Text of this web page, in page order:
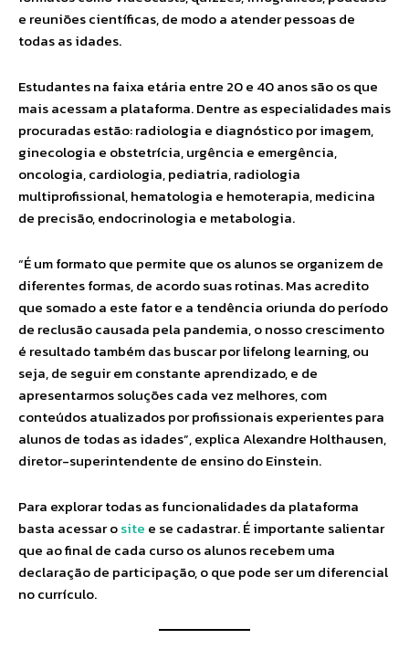
e reuniões científicas, de modo a atender pessoas de
todas as idades.
Estudantes na faixa etária entre 20 e 40 anos são os que
mais acessam a plataforma. Dentre as especialidades mais
procuradas estão: radiologia e diagnóstico por imagem,
ginecologia e obstetrícia, urgência e emergência,
oncologia, cardiologia, pediatria, radiologia
multiprofissional, hematologia e hemoterapia, medicina
de precisão, endocrinologia e metabologia.
“É um formato que permite que os alunos se organizem de
diferentes formas, de acordo suas rotinas. Mas acredito
que somado a este fator e a tendência oriunda do período
de reclusão causada pela pandemia, o nosso crescimento
é resultado também das buscar por lifelong learning, ou
seja, de seguir em constante aprendizado, e de
apresentarmos soluções cada vez melhores, com
conteúdos atualizados por profissionais experientes para
alunos de todas as idades”, explica Alexandre Holthausen,
diretor-superintendente de ensino do Einstein.
Para explorar todas as funcionalidades da plataforma
basta acessar osite e se cadastrar. É importante salientar
que ao final de cada curso os alunos recebem uma
declaração de participação, o que pode ser um diferencial
no currículo.